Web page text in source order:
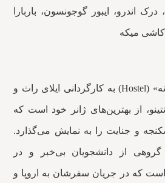
اندرو، ایبور گوجونسون، باربارا
میکه
فیلم اسلشر «مسافرخانه» (Hostel) به کارگردانی ایلای راث و
از بهترین‌های ژانر خود است که
و جنایت را به نمایش می‌گذارد.
گروهی از دانشجویان بی‌خبر و در
که در جریان سفرشان به اروپا و